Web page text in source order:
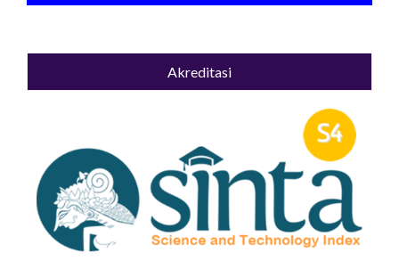
Akreditasi